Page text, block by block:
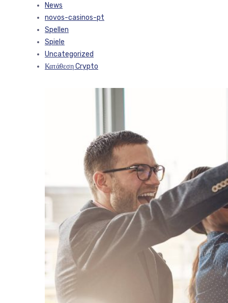
News
novos-casinos-pt
Spellen
Spiele
Uncategorized
Κατάθεση Crypto